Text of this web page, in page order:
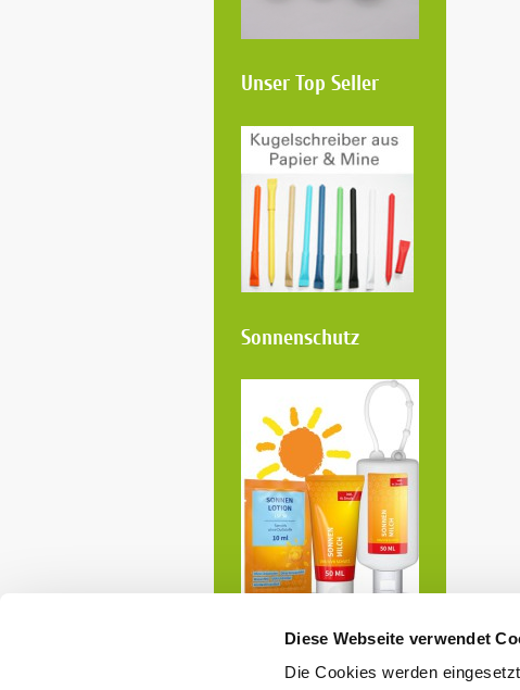
Diese Webseite verwendet
Die Cookies werden
Unser Top Seller
Sonnenschutz
ANFRAGE